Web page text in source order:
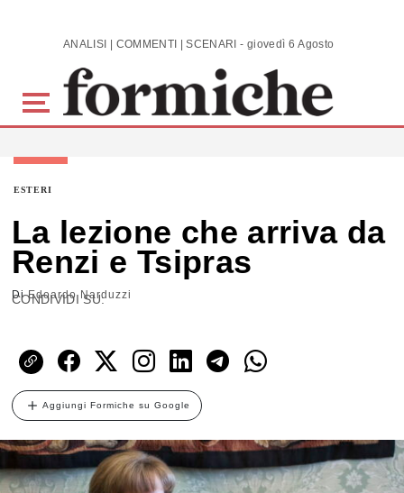
Skip to main content ANALISI | COMMENTI | SCENARI - giovedì 6 Agosto 2026
ESTERI
La lezione che arriva da
Renzi e Tsipras
DiEdoardo Narduzzi
CONDIVIDI SU:
Aggiungi Formiche su Google